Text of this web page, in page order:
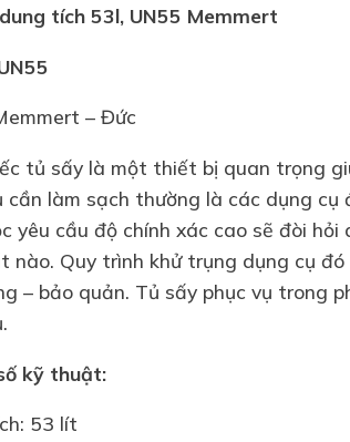
tích 53l, UN55 Memmert
– Đức
tủ sấy là một thiết bị quan trọng
cần làm sạch thường là các dụng
yêu cầu độ chính xác cao sẽ đòi
nào. Quy trình khử trụng dụng cụ
– bảo quản. Tủ sấy phục vụ trong
kỹ thuật:
53 lít